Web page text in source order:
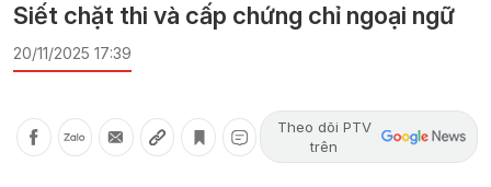
Siết chặt thi và cấp chứng chỉ ngoại ngữ
20/11/2025 17:39
Theo dõi PTV
trên